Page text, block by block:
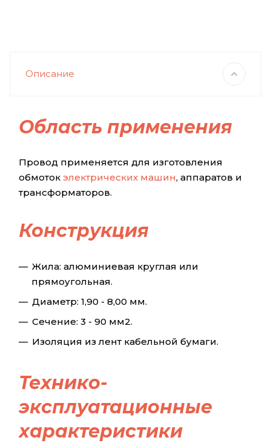
Описание
Область применения
Провод применяется для изготовления
обмоток электрических машин, аппаратов и
трансформаторов.
Конструкция
Жила: алюминиевая круглая или
прямоугольная.
Диаметр: 1,90 - 8,00 мм.
Сечение: 3 - 90 мм2.
Изоляция из лент кабельной бумаги.
Технико-
эксплуатационные
характеристики